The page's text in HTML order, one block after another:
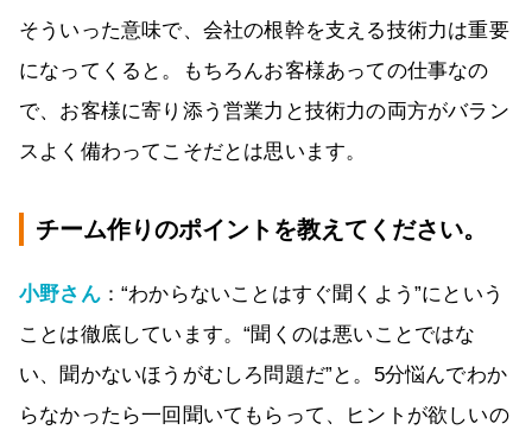
そういった意味で、会社の根幹を支える技術力は重要
になってくると。もちろんお客様あっての仕事なの
で、お客様に寄り添う営業力と技術力の両方がバラン
スよく備わってこそだとは思います。
チーム作りのポイントを教えてください。
小野さん：“わからないことはすぐ聞くよう”にという
ことは徹底しています。“聞くのは悪いことではな
い、聞かないほうがむしろ問題だ”と。5分悩んでわか
らなかったら一回聞いてもらって、ヒントが欲しいの